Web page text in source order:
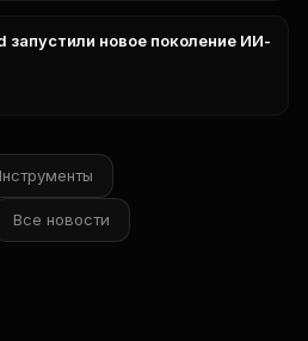
запустили новое поколение ИИ-
Все новости